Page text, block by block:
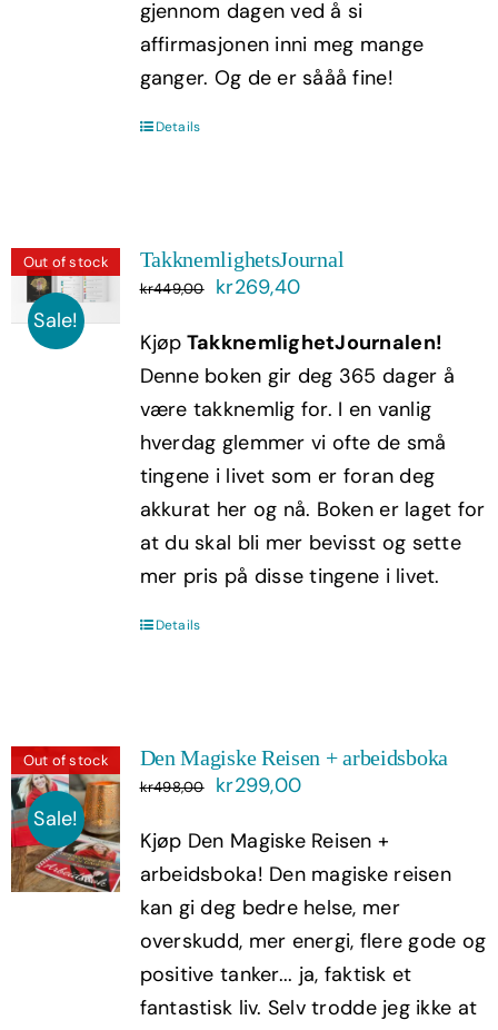
gjennom dagen ved å si
affirmasjonen inni meg mange
ganger. Og de er sååå fine!
Details
Out of stock
Sale!
TakknemlighetsJournal
kr449,00
Opprinnelig
var:
kr449,00.
kr269,40Nåværende
er:
kr269,40.
Kjøp TakknemlighetJournalen!
Denne boken gir deg 365 dager å
være takknemlig for. I en vanlig
hverdag glemmer vi ofte de små
tingene i livet som er foran deg
akkurat her og nå. Boken er laget for
at du skal bli mer bevisst og sette
mer pris på disse tingene i livet.
Details
Out of stock
Sale!
Den Magiske Reisen + arbeidsboka
kr498,00
Opprinnelig
var:
kr498,00.
kr299,00Nåværende
er:
kr299,00.
Kjøp Den Magiske Reisen +
arbeidsboka! Den magiske reisen
kan gi deg bedre helse, mer
overskudd, mer energi, flere gode og
positive tanker... ja, faktisk et
fantastisk liv. Selv trodde jeg ikke at